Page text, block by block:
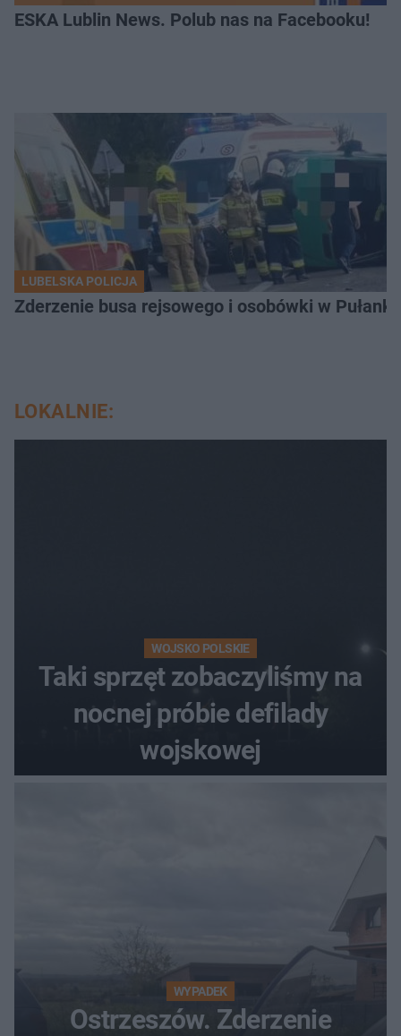
ESKA Lublin News. Polub nas na Facebooku!
LUBELSKA POLICJA
Zderzenie busa rejsowego i osobówki w
LOKALNIE:
WOJSKO POLSKIE
Taki sprzęt zobaczyliśmy na
nocnej próbie defilady
wojskowej
WYPADEK
Ostrzeszów. Zderzenie